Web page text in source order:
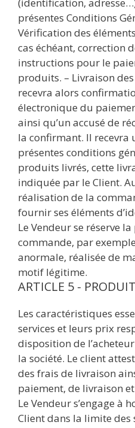
présentes Conditions
Vérification des
cas échéant, correction
instructions pour le
produits. – Livraison
recevra alors
électronique du
ainsi qu’un accusé de
la confirmant. Il recevra
présentes conditions
produits livrés, cette
indiquée par le Client.
réalisation de la
fournir ses éléments
Le Vendeur se réserve
commande, par
anormale, réalisée de
motif légitime.
ARTICLE 5 -
Les caractéristiques
services et leurs prix
disposition de
la société. Le client
des frais de livraison
paiement, de livraison
Le Vendeur s’engage à
Client dans la limite des